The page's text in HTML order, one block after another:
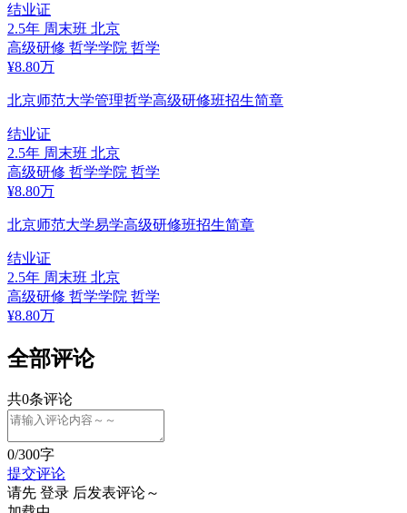
结业证
2.5年 周末班 北京
高级研修 哲学学院 哲学
¥8.80万
北京师范大学管理哲学高级研修班招生简章
结业证
2.5年 周末班 北京
高级研修 哲学学院 哲学
¥8.80万
北京师范大学易学高级研修班招生简章
结业证
2.5年 周末班 北京
高级研修 哲学学院 哲学
¥8.80万
全部评论
共0条评论
0/300字
提交评论
请先 登录 后发表评论～